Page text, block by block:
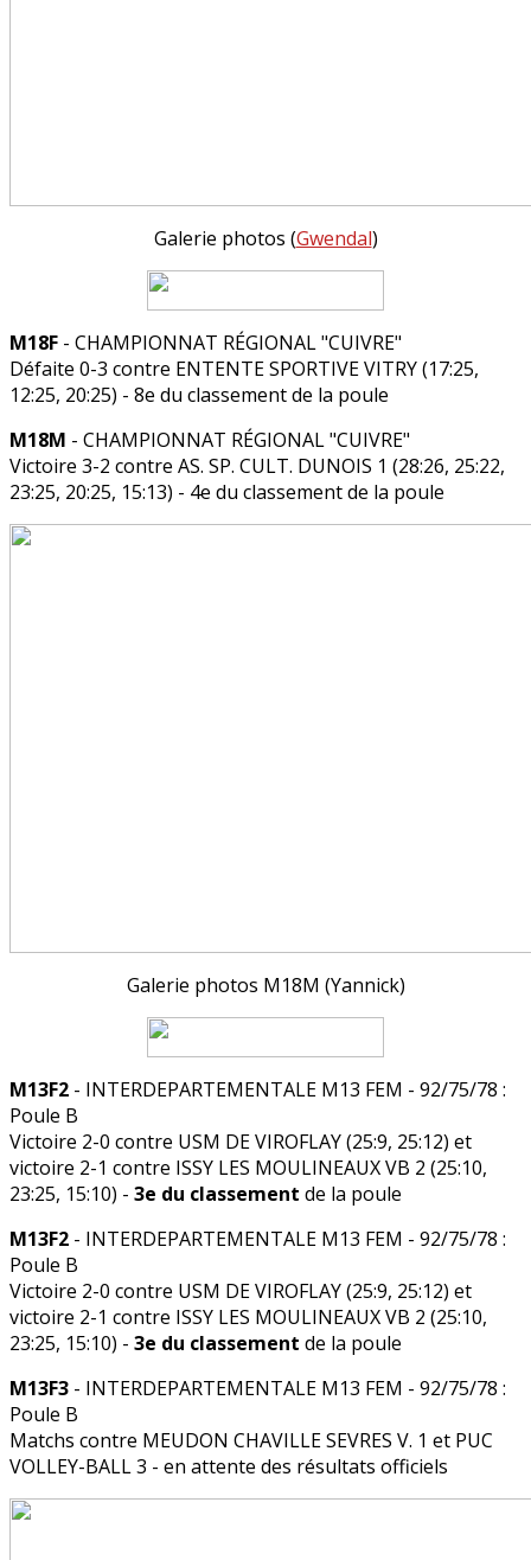
Galerie photos (Gwendal)
M18F - CHAMPIONNAT RÉGIONAL "CUIVRE"
Défaite 0-3 contre ENTENTE SPORTIVE VITRY (17:25,
12:25, 20:25) - 8e du classement de la poule
M18M - CHAMPIONNAT RÉGIONAL "CUIVRE"
Victoire 3-2 contre AS. SP. CULT. DUNOIS 1 (28:26, 25:22,
23:25, 20:25, 15:13) - 4e du classement de la poule
Galerie photos M18M (Yannick)
M13F2 - INTERDEPARTEMENTALE M13 FEM - 92/75/78 :
Poule B
Victoire 2-0 contre USM DE VIROFLAY (25:9, 25:12) et
victoire 2-1 contre ISSY LES MOULINEAUX VB 2 (25:10,
23:25, 15:10) - 3e du classement de la poule
M13F2 - INTERDEPARTEMENTALE M13 FEM - 92/75/78 :
Poule B
Victoire 2-0 contre USM DE VIROFLAY (25:9, 25:12) et
victoire 2-1 contre ISSY LES MOULINEAUX VB 2 (25:10,
23:25, 15:10) - 3e du classement de la poule
M13F3 - INTERDEPARTEMENTALE M13 FEM - 92/75/78 :
Poule B
Matchs contre MEUDON CHAVILLE SEVRES V. 1 et PUC
VOLLEY-BALL 3 - en attente des résultats officiels